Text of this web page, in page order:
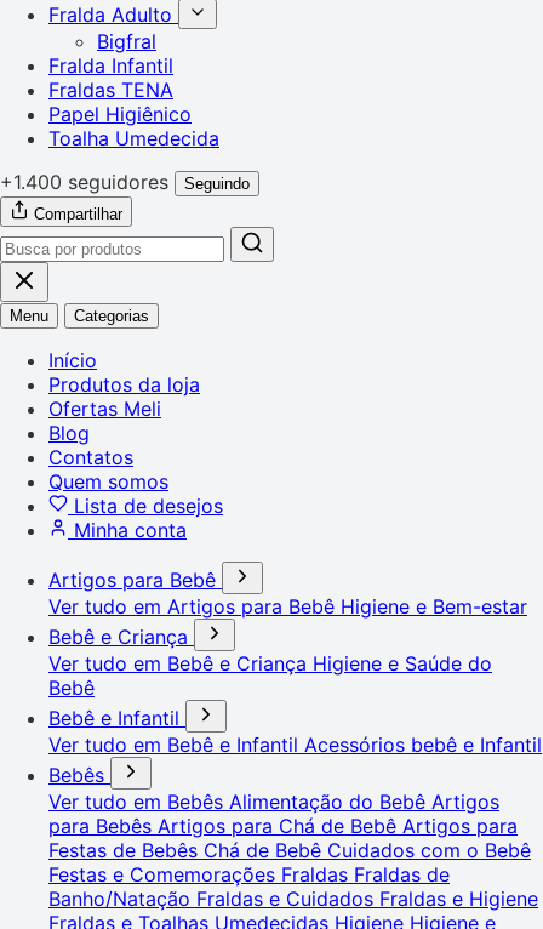
Fralda Adulto
Bigfral
Fralda Infantil
Fraldas TENA
Papel Higiênico
Toalha Umedecida
+1.400 seguidores
Seguindo
Compartilhar
Menu Categorias
Início
Produtos da loja
Ofertas Meli
Blog
Contatos
Quem somos
Lista de desejos
Minha conta
Artigos para Bebê
Ver tudo em Artigos para Bebê Higiene e Bem-estar
Bebê e Criança
Ver tudo em Bebê e Criança Higiene e Saúde do
Bebê
Bebê e Infantil
Ver tudo em Bebê e Infantil Acessórios bebê e Infantil
Bebês
Ver tudo em Bebês Alimentação do Bebê Artigos
para Bebês Artigos para Chá de Bebê Artigos para
Festas de Bebês Chá de Bebê Cuidados com o Bebê
Festas e Comemorações Fraldas Fraldas de
Banho/Natação Fraldas e Cuidados Fraldas e Higiene
Fraldas e Toalhas Umedecidas Higiene Higiene e